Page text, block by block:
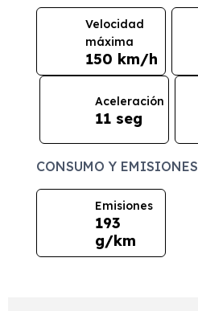
Velocidad
máxima
150 km/h
Aceleración
11 seg
CONSUMO Y EMISIONES
Emisiones
193
g/km